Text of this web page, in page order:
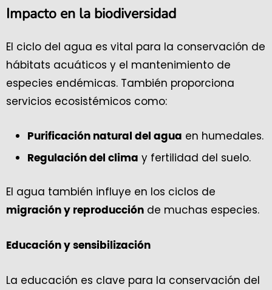
Impacto en la biodiversidad
El ciclo del agua es vital para la conservación de
hábitats acuáticos y el mantenimiento de
especies endémicas. También proporciona
servicios ecosistémicos como:
Purificación natural del agua en humedales.
Regulación del clima y fertilidad del suelo.
El agua también influye en los ciclos de
migración y reproducción de muchas especies.
Educación y sensibilización
La educación es clave para la conservación del